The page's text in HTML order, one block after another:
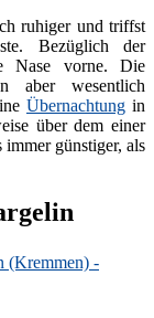
ruhiger und triffst
Bezüglich der
Nase vorne. Die
aber wesentlich
Übernachtung in
über dem einer
immer günstiger, als
(Kremmen) -